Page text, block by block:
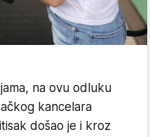
na ovu odluku
kancelara
došao je i kroz